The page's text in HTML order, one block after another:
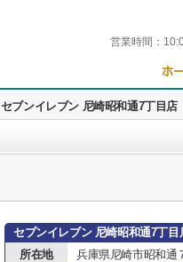
営業時間：
セブンイレブン 尼崎昭和通7丁目店
セブンイレブン 尼崎昭和通7丁目
所在地
兵庫県尼崎市昭和通